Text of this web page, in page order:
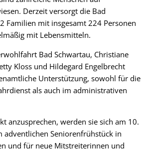
Derzeit versorgt die Bad
Familien mit insgesamt 224 Personen
mit Lebensmitteln.
Bad Schwartau, Christiane
Kloss und Hildegard Engelbrecht
Unterstützung, sowohl für die
als auch im administrativen
anzusprechen, werden sie sich am 10.
adventlichen Seniorenfrühstück in
und für neue Mitstreiterinnen und